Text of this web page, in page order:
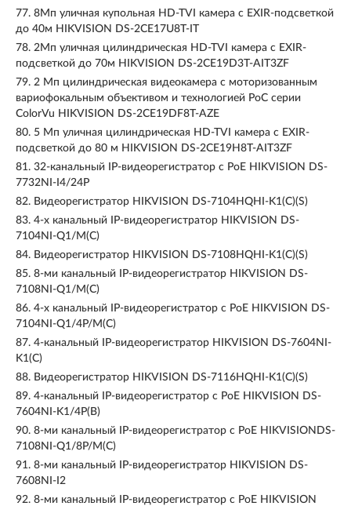
77. 8Мп уличная купольная HD-TVI камера с EXIR-подсветкой
до 40м HIKVISION DS-2CE17U8T-IT
78. 2Мп уличная цилиндрическая HD-TVI камера с EXIR-
подсветкой до 70м HIKVISION DS-2CE19D3T-AIT3ZF
79. 2 Мп цилиндрическая видеокамера с моторизованным
вариофокальным объективом и технологией PoC серии
ColorVu HIKVISION DS-2CE19DF8T-AZE
80. 5 Мп уличная цилиндрическая HD-TVI камера с EXIR-
подсветкой до 80 м HIKVISION DS-2CE19H8T-AIT3ZF
81. 32-канальный IP-видеорегистратор с PoE HIKVISION DS-
7732NI-I4/24P
82. Видеорегистратор HIKVISION DS-7104HQHI-K1(C)(S)
83. 4-х канальный IP-видеорегистратор HIKVISION DS-
7104NI-Q1/M(C)
84. Видеорегистратор HIKVISION DS-7108HQHI-K1(C)(S)
85. 8-ми канальный IP-видеорегистратор HIKVISION DS-
7108NI-Q1/M(C)
86. 4-х канальный IP-видеорегистратор c PoE HIKVISION DS-
7104NI-Q1/4P/M(C)
87. 4-канальный IP-видеорегистратор HIKVISION DS-7604NI-
K1(C)
88. Видеорегистратор HIKVISION DS-7116HQHI-K1(C)(S)
89. 4-канальный IP-видеорегистратор с PoE HIKVISION DS-
7604NI-K1/4P(B)
90. 8-ми канальный IP-видеорегистратор c PoE HIKVISIONDS-
7108NI-Q1/8P/M(C)
91. 8-ми канальный IP-видеорегистратор HIKVISION DS-
7608NI-I2
92. 8-ми канальный IP-видеорегистратор c PoE HIKVISION